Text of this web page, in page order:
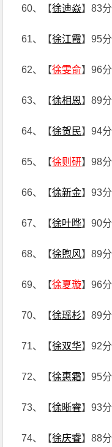
60、【徐迪焱】83分
61、【徐江霞】95分
62、【徐雯俞】96分
63、【徐相恩】89分
64、【徐贺民】94分
65、【徐则研】98分
66、【徐新金】93分
67、【徐叶晔】90分
68、【徐煦风】89分
69、【徐夏璇】96分
70、【徐瑶杉】89分
71、【徐双华】92分
72、【徐惠霜】95分
73、【徐晰睿】93分
74、【徐庆睿】88分